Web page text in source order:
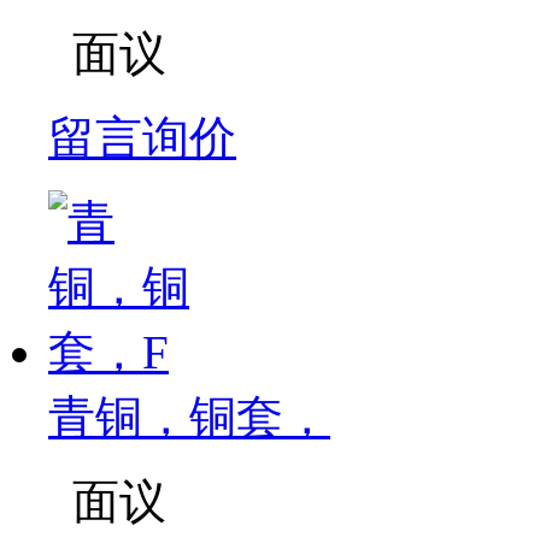
面议
留言询价
青铜，铜套，
面议